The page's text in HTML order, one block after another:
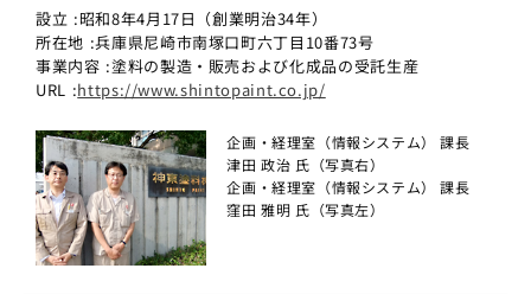
設立 :昭和8年4月17日（創業明治34年）
所在地 :兵庫県尼崎市南塚口町六丁目10番73号
事業内容 :塗料の製造・販売および化成品の受託生産
URL :https://www.shintopaint.co.jp/
企画・経理室（情報システム） 課長
津田 政治 氏（写真右）
企画・経理室（情報システム） 課長
窪田 雅明 氏（写真左）